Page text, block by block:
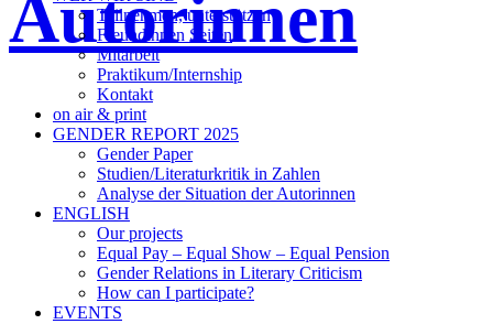
Autorinnen
Teilnehmen, unterstützen
Freundinnen Seiten
Mitarbeit
Praktikum/Internship
Kontakt
on air & print
GENDER REPORT 2025
Gender Paper
Studien/Literaturkritik in Zahlen
Analyse der Situation der Autorinnen
ENGLISH
Our projects
Equal Pay – Equal Show – Equal Pension
Gender Relations in Literary Criticism
How can I participate?
EVENTS